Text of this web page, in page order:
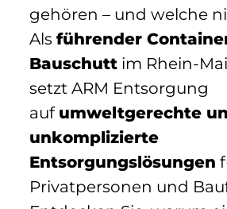
gehören – und welche
Als führender
Bauschutt im Rhein-
setzt ARM Entsorgung
auf umweltgerechte
unkomplizierte
Entsorgungslösungen
Privatpersonen und